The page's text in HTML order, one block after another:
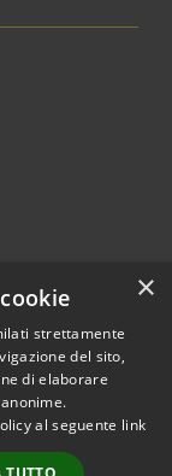
2026 • Comune di
• Powered by
• Accesso
×
strettamente
del sito,
di elaborare
al seguente link